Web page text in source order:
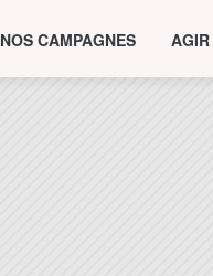
NOS CAMPAGNES AGIR